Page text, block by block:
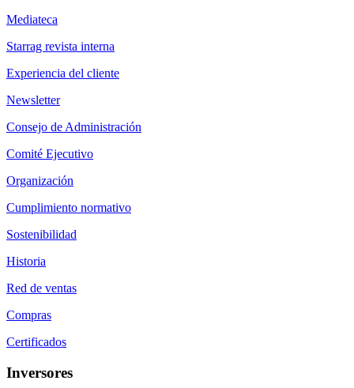
Mediateca
Starrag revista interna
Experiencia del cliente
Newsletter
Consejo de Administración
Comité Ejecutivo
Organización
Cumplimiento normativo
Sostenibilidad
Historia
Red de ventas
Compras
Certificados
Inversores